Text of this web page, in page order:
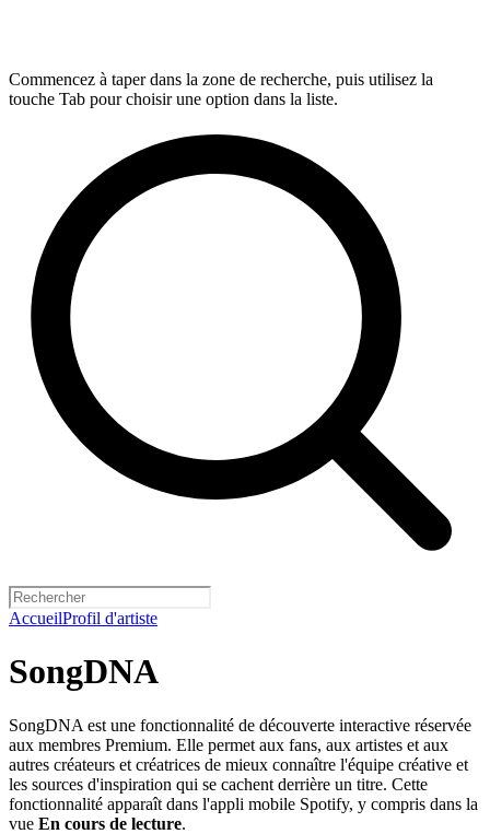
Commencez à taper dans la zone de recherche, puis utilisez la
touche Tab pour choisir une option dans la liste.
AccueilProfil d'artiste
SongDNA
SongDNA est une fonctionnalité de découverte interactive réservée
aux membres Premium. Elle permet aux fans, aux artistes et aux
autres créateurs et créatrices de mieux connaître l'équipe créative et
les sources d'inspiration qui se cachent derrière un titre. Cette
fonctionnalité apparaît dans l'appli mobile Spotify, y compris dans la
vue En cours de lecture.